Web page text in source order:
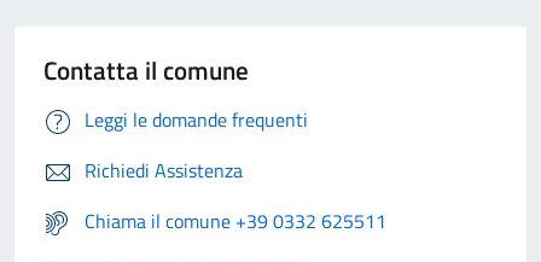
Contatta il comune
Leggi le domande frequenti
Richiedi Assistenza
Chiama il comune +39 0332 625511